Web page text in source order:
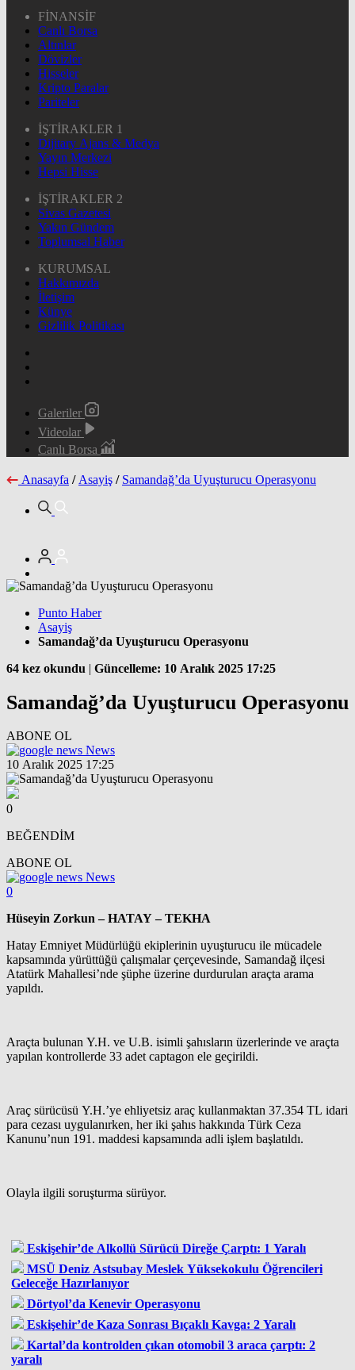
FİNANSİF
Canlı Borsa
Altınlar
Dövizler
Hisseler
Kripto Paralar
Pariteler
İŞTİRAKLER 1
Dijitary Ajans & Medya
Yayın Merkezi
Hepsi Hisse
İŞTİRAKLER 2
Sivas Gazetesi
Yakın Gündem
Toplumsal Haber
KURUMSAL
Hakkımızda
İletişim
Künye
Gizlilik Politikası
Galeriler
Videolar
Canlı Borsa
Anasayfa / Asayiş / Samandağ’da Uyuşturucu Operasyonu
Punto Haber
Asayiş
Samandağ’da Uyuşturucu Operasyonu
64 kez okundu | Güncelleme: 10 Aralık 2025 17:25
Samandağ’da Uyuşturucu Operasyonu
ABONE OL
News
10 Aralık 2025 17:25
0
BEĞENDİM
ABONE OL
News
0
Hüseyin Zorkun – HATAY – TEKHA
Hatay Emniyet Müdürlüğü ekiplerinin uyuşturucu ile mücadele
kapsamında yürüttüğü çalışmalar çerçevesinde, Samandağ ilçesi
Atatürk Mahallesi’nde şüphe üzerine durdurulan araçta arama
yapıldı.
Araçta bulunan Y.H. ve U.B. isimli şahısların üzerlerinde ve araçta
yapılan kontrollerde 33 adet captagon ele geçirildi.
Araç sürücüsü Y.H.’ye ehliyetsiz araç kullanmaktan 37.354 TL idari
para cezası uygulanırken, her iki şahıs hakkında Türk Ceza
Kanunu’nun 191. maddesi kapsamında adli işlem başlatıldı.
Olayla ilgili soruşturma sürüyor.
Eskişehir’de Alkollü Sürücü Direğe Çarptı: 1 Yaralı
MSÜ Deniz Astsubay Meslek Yüksekokulu Öğrencileri
Geleceğe Hazırlanıyor
Dörtyol’da Kenevir Operasyonu
Eskişehir’de Kaza Sonrası Bıçaklı Kavga: 2 Yaralı
Kartal’da kontrolden çıkan otomobil 3 araca çarptı: 2
yaralı